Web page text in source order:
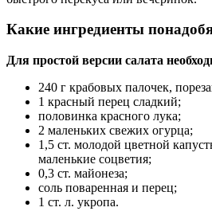
Какие ингредиенты
Для простой версии салата
240 г крабовых палочек,
1 красный перец сладкий;
половинка красного лука;
2 маленьких свежих огурца;
1,5 ст. молодой цветной
маленькие соцветия;
0,3 ст. майонеза;
соль поваренная и перец;
1 ст. л. укропа.